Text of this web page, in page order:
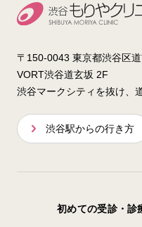
〒150-0043 東京都渋谷区
VORT渋谷道玄坂 2F
渋谷マークシティを抜け、
渋谷駅からの行き方
初めての受診・診